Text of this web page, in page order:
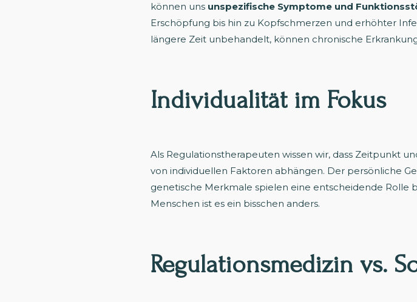
können uns unspezifische Symptome und
Erschöpfung bis hin zu Kopfschmerzen und erhöhter
längere Zeit unbehandelt, können chronische
Individualität im Fokus
Als Regulationstherapeuten wissen wir, dass Zeitpunkt
von individuellen Faktoren abhängen. Der persönliche
genetische Merkmale spielen eine entscheidende Rolle
Menschen ist es ein bisschen anders.
Regulationsmedizin vs.